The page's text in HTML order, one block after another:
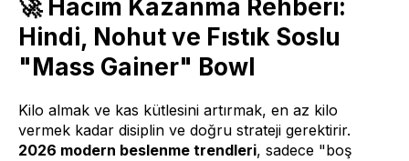
🚀 Hacim Kazanma Rehberi:
Hindi, Nohut ve Fıstık Soslu
"Mass Gainer" Bowl
Kilo almak ve kas kütlesini artırmak, en az kilo
vermek kadar disiplin ve doğru strateji gerektirir.
2026 modern beslenme trendleri, sadece "boş